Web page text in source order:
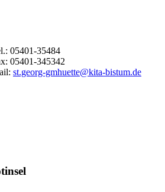
05401-35484
05401-345342
st.georg-gmhuette@kita-bistum.de